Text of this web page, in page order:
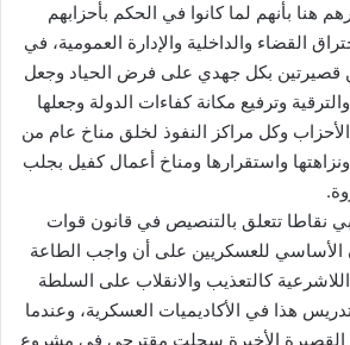
هنا بأنهم لما كانوا في الحكم بأحزابهم
القضاء والداخلية والإدارة العمومية، في
قصيرتين بكل جهدي على فرض الحياد وجعل
وترفيع مكانة كفاءات الدولة وجعلها
وكل مراكز النفوذ لخلق مناخ عام من
واستقرارها ومناخ أعمال كفيل بجلب
نقاطا تتعلق بالتنصيص في قانون قوات
الأساسي للعسكريين على أن واجب الطاعة
اللاشرعية كالتعذيب والانقلاب على السلطة
هذا في الأكاديميات العسكرية، وعندما
القصيرة الأخيرة سجلت مقترحي في مشروع